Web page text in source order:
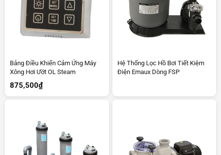
Bảng Điều Khiển Cảm Ứng Máy
Xông Hơi Ướt OL Steam
875,500₫
Hệ Thống Lọc Hồ Bơi Tiết Kiệm
Điện Emaux Dòng FSP